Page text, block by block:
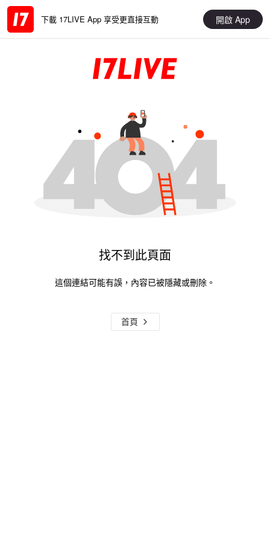
下載 17LIVE App 享受更直接互動 開啟 App
找不到此頁面
這個連結可能有誤，內容已被隱藏或刪除。
首頁